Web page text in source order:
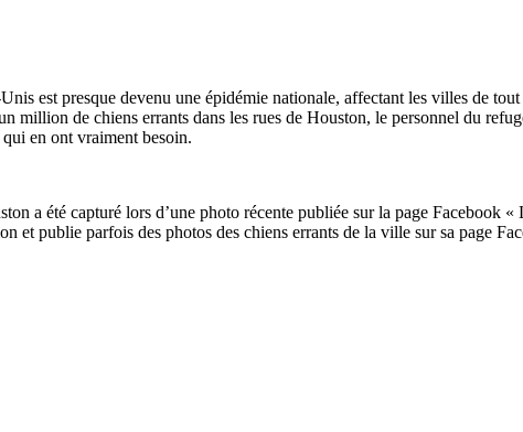
est presque devenu une épidémie nationale, affectant les villes de
million de chiens errants dans les rues de Houston, le personnel du
en ont vraiment besoin.
a été capturé lors d’une photo récente publiée sur la page
et publie parfois des photos des chiens errants de la ville sur sa page